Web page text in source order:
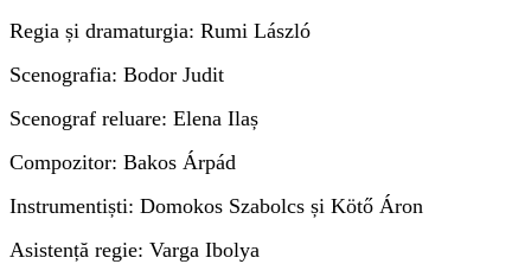
Regia și dramaturgia: Rumi László
Scenografia: Bodor Judit
Scenograf reluare: Elena Ilaș
Compozitor: Bakos Árpád
Instrumentiști: Domokos Szabolcs și Kötő Áron
Asistență regie: Varga Ibolya